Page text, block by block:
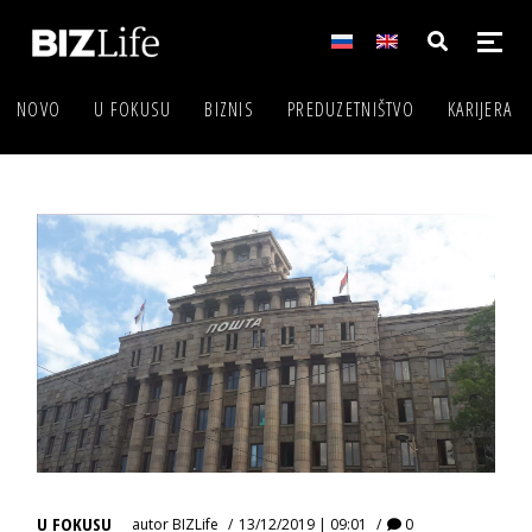
NOVO U FOKUSU BIZNIS PREDUZETNIŠTVO KARIJERA
U FOKUSU autorBIZLife 13/12/2019 | 09:01 0